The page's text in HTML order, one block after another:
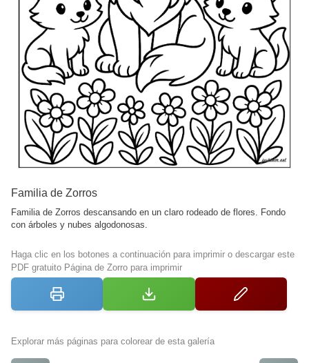
Familia de Zorros
Familia de Zorros descansando en un claro rodeado de flores. Fondo
con árboles y nubes algodonosas.
Haga clic en los botones a continuación para imprimir o descargar este
PDF gratuito Página de Zorro para imprimir
Explorar más páginas para colorear de esta galería